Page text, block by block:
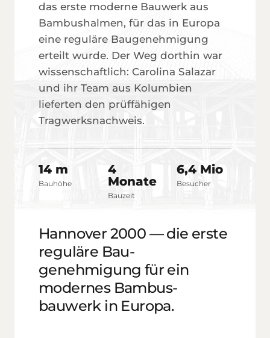
das erste moderne Bauwerk aus
Bambus­halmen, für das in Europa
eine reguläre Bau­genehmigung
erteilt wurde. Der Weg dorthin war
wissen­schaftlich: Carolina Salazar
und ihr Team aus Kolumbien
lieferten den prüf­fähigen
Tragwerks­nachweis.
14 m
Bauhöhe
4
Monate
Bauzeit
6,4 Mio
Besucher
Hannover 2000 — die erste
reguläre Bau­
genehmigung für ein
modernes Bambus­
bauwerk in Europa.